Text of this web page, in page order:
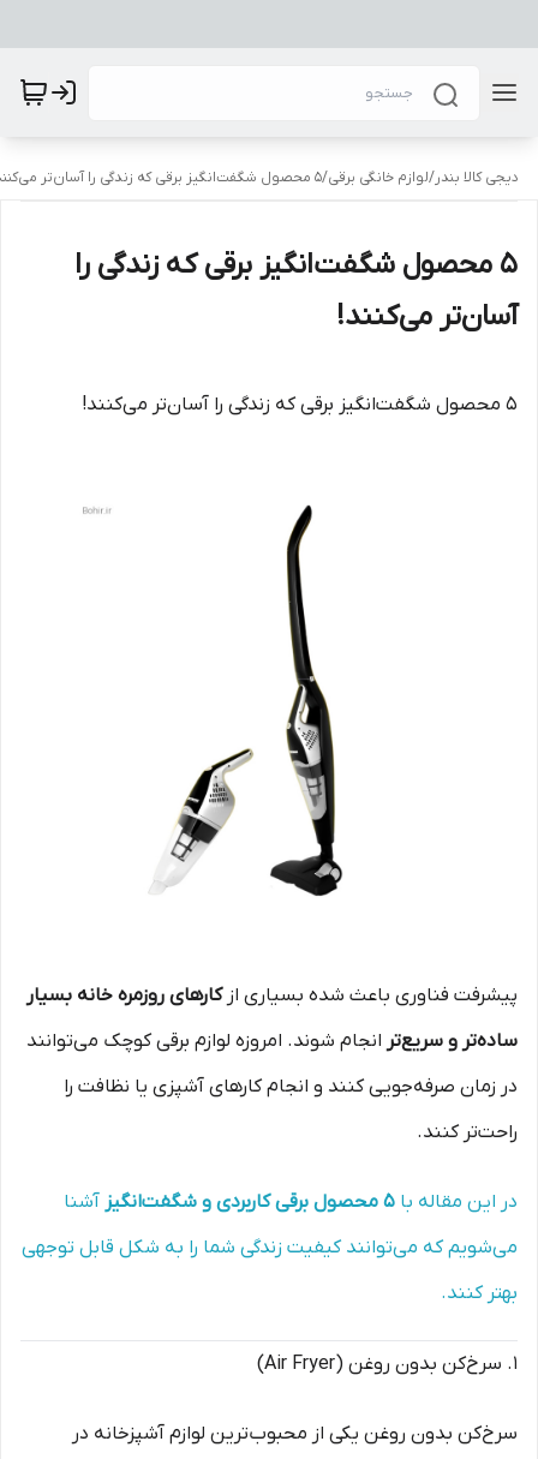
دیجی کالا بندر/لوازم خانگی برقی/۵ محصول شگفت‌انگیز برقی که زندگی را آسان‌تر می‌کنند!
۵ محصول شگفت‌انگیز برقی که زندگی را
آسان‌تر می‌کنند!
۵ محصول شگفت‌انگیز برقی که زندگی را آسان‌تر می‌کنند!
پیشرفت فناوری باعث شده بسیاری ازکارهای روزمره خانه بسیار
ساده‌تر و سریع‌تر انجام شوند. امروزه لوازم برقی کوچک می‌توانند
در زمان صرفه‌جویی کنند و انجام کارهای آشپزی یا نظافت را
راحت‌تر کنند.
در این مقاله با ۵ محصول برقی کاربردی و شگفت‌انگیز
آشنا
می‌شویم که می‌توانند کیفیت زندگی شما را به شکل قابل توجهی
بهتر کنند.
۱. سرخ‌کن بدون روغن (Air Fryer)
سرخ‌کن بدون روغن یکی از محبوب‌ترین لوازم آشپزخانه در